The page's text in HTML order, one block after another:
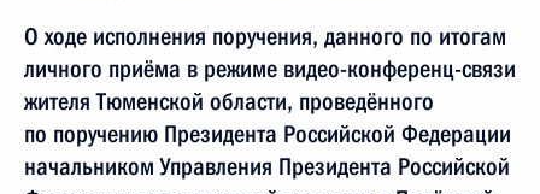
О ходе исполнения поручения, данного по итогам
личного приёма в режиме видео-конференц-связи
жителя Тюменской области, проведённого
по поручению Президента Российской Федерации
начальником Управления Президента Российской